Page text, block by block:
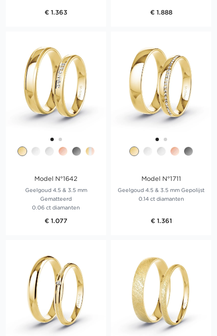
€ 1.363 € 1.888
Model N°1642
Geelgoud 4.5 & 3.5 mm
Gematteerd
0.06 ct diamanten
€ 1.077
Model N°1711
Geelgoud 4.5 & 3.5 mm Gepolijst
0.14 ct diamanten
€ 1.361